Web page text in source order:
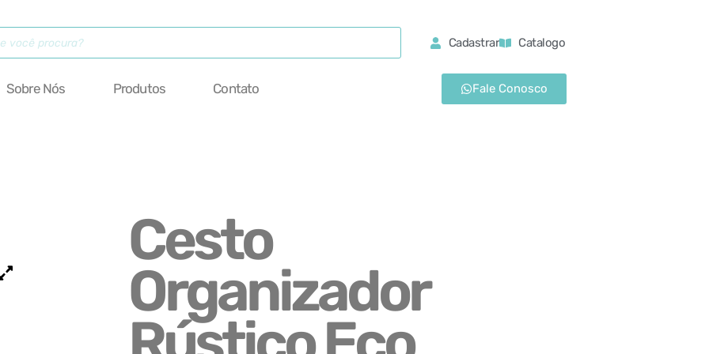
Cadastrar Catalogo
Sobre Nós Produtos Contato Fale Conosco
Cesto
Organizador